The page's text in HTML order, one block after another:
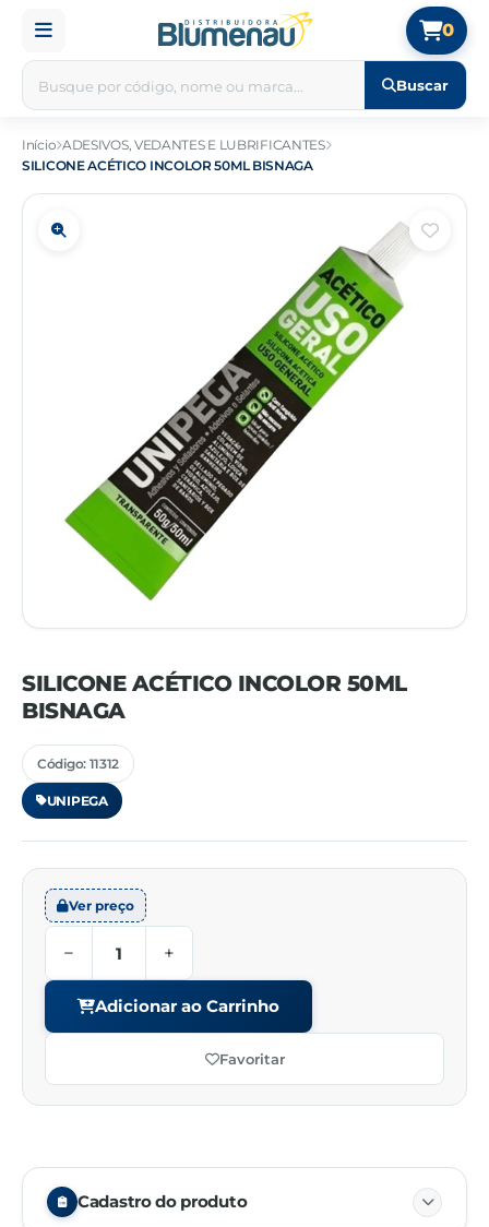
Buscar
0
Início ADESIVOS, VEDANTES E LUBRIFICANTES
SILICONE ACÉTICO INCOLOR 50ML BISNAGA
SILICONE ACÉTICO INCOLOR 50ML
BISNAGA
Código: 11312
UNIPEGA
Ver preço
− +
Adicionar ao Carrinho
Favoritar
Cadastro do produto